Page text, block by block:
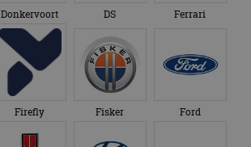
Donkervoort DS Ferrari
Firefly Fisker Ford